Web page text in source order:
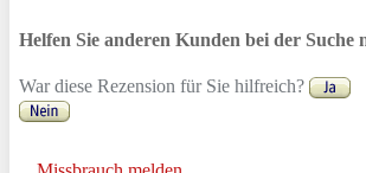
Helfen Sie anderen Kunden bei der Suche
War diese Rezension für Sie hilfreich?